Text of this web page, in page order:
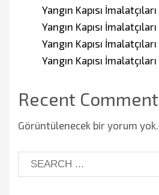
Yangın Kapısı İmalatçıları
Yangın Kapısı
Yangın Kapısı
Yangın Kapısı
Recent
Görüntülenecek bir yorum yok.